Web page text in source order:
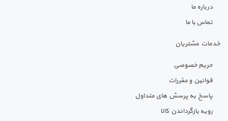
درباره ما
تماس با ما
خدمات مشتریان
حریم خصوصی
قوانین و مقررات
پاسخ به پرسش های متداول
رویه بازگرداندن کالا